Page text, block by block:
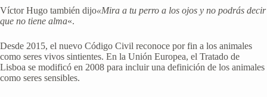
Víctor Hugo también dijo«Mira a tu perro a los ojos y no podrás decir
que no tiene alma«.
Desde 2015, el nuevo Código Civil reconoce por fin a los animales
como seres vivos sintientes. En la Unión Europea, el Tratado de
Lisboa se modificó en 2008 para incluir una definición de los animales
como seres sensibles.